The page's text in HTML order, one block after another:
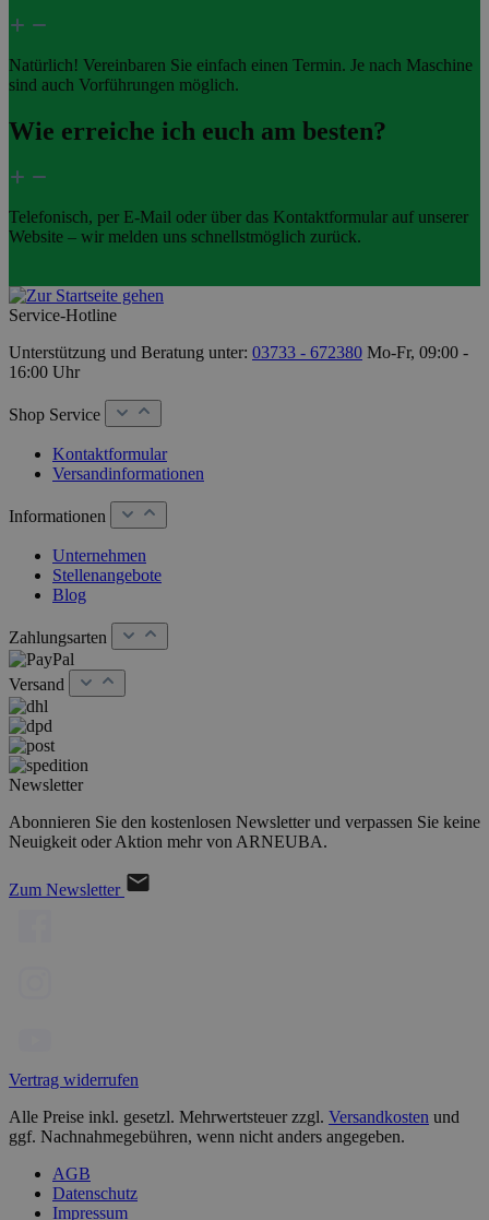
Natürlich! Vereinbaren Sie einfach einen Termin. Je nach Maschine
sind auch Vorführungen möglich.
Wie erreiche ich euch am besten?
Telefonisch, per E-Mail oder über das Kontaktformular auf unserer
Website – wir melden uns schnellstmöglich zurück.
Service-Hotline
Unterstützung und Beratung unter: 03733 - 672380 Mo-Fr, 09:00 -
16:00 Uhr
Shop Service
Kontaktformular
Versandinformationen
Informationen
Unternehmen
Stellenangebote
Blog
Zahlungsarten
Versand
Newsletter
Abonnieren Sie den kostenlosen Newsletter und verpassen Sie keine
Neuigkeit oder Aktion mehr von ARNEUBA.
Zum Newsletter
Vertrag widerrufen
Alle Preise inkl. gesetzl. Mehrwertsteuer zzgl. Versandkosten und
ggf. Nachnahmegebühren, wenn nicht anders angegeben.
AGB
Datenschutz
Impressum